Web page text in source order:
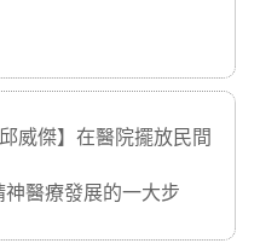
威傑】在醫院擺放民間
醫療發展的一大步